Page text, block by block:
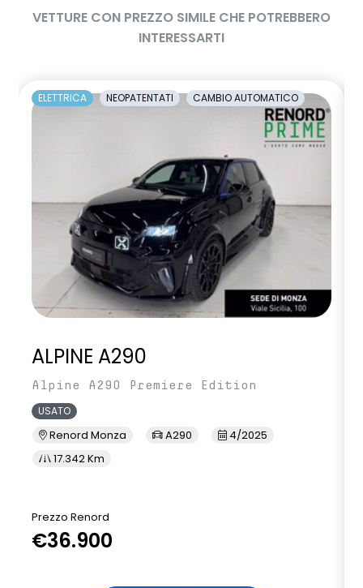
VETTURE CON PREZZO SIMILE CHE POTREBBERO
INTERESSARTI
ELETTRICA NEOPATENTATI CAMBIO AUTOMATICO
ALPINE A290
Alpine A290 Premiere Edition
USATO
Renord Monza A290
4/2025
17.342 Km
Prezzo Renord
€36.900